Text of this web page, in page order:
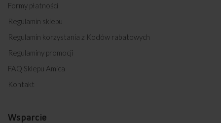
Formy płatności
Regulamin sklepu
Regulamin korzystania z Kodów rabatowych
Regulaminy promocji
FAQ Sklepu Amica
Kontakt
Wsparcie